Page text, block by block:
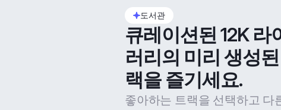
도서관
큐레이션된 12K 라
러리의 미리 생성
랙을 즐기세요.
좋아하는 트랙을 선택하고 다